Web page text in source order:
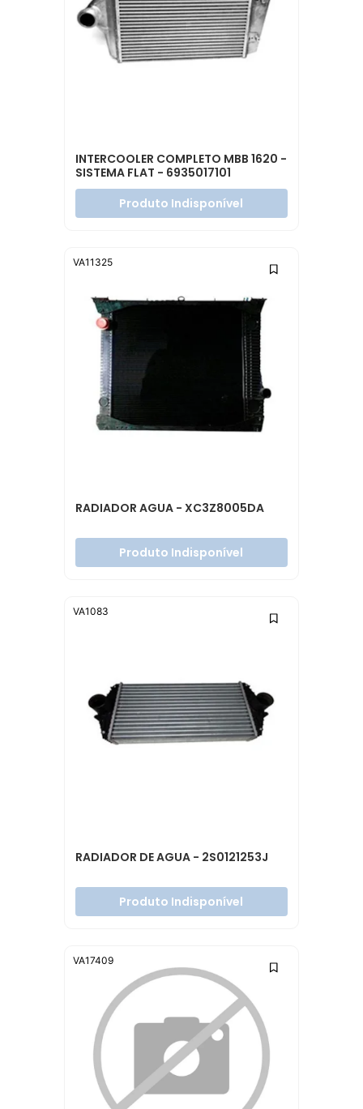
INTERCOOLER COMPLETO MBB 1620 -
SISTEMA FLAT - 6935017101
Produto Indisponível
RADIADOR AGUA - XC3Z8005DA
Produto Indisponível
VA11325
RADIADOR DE AGUA - 2S0121253J
Produto Indisponível
VA1083
VA17409